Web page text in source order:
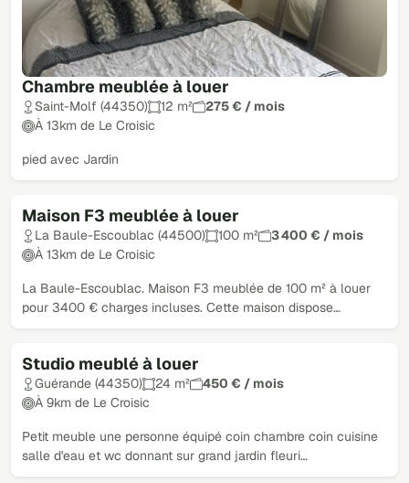
Chambre meublée à louer
Saint-Molf (44350) 12 m²
275 € / mois
À 13km de Le Croisic
pied avec Jardin
Maison F3 meublée à louer
La Baule-Escoublac (44500) 100 m²
3 400 € / mois
À 13km de Le Croisic
La Baule-Escoublac. Maison F3 meublée de 100 m² à louer
pour 3400 € charges incluses. Cette maison dispose…
Studio meublé à louer
Guérande (44350) 24 m²
450 € / mois
À 9km de Le Croisic
Petit meuble une personne équipé coin chambre coin cuisine
salle d'eau et wc donnant sur grand jardin fleuri…